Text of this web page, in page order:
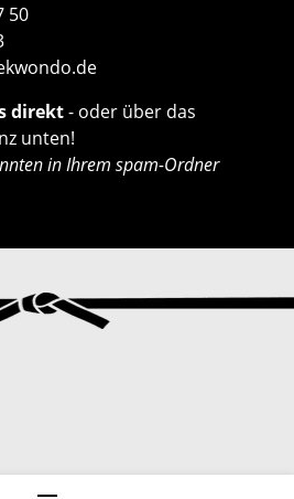
50
direkt- oder über das
unten!
in Ihrem spam-Ordner